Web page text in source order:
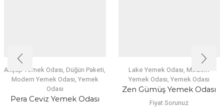
Ahşap Yemek Odası Düğün Paketi
Modern Yemek Odası Yemek
Odası
Pera Ceviz Yemek Odası
Lake Yemek Odası Modern
Yemek Odası ,Yemek Odası
Zen Gümüş Yemek Odası
Fiyat Sorunuz